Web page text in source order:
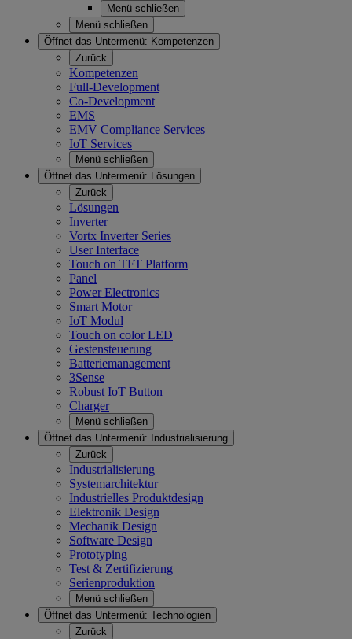
Menü schließen
Menü schließen
Öffnet das Untermenü: Kompetenzen
Zurück
Kompetenzen
Full-Development
Co-Development
EMS
EMV Compliance Services
IoT Services
Menü schließen
Öffnet das Untermenü: Lösungen
Zurück
Lösungen
Inverter
Vortx Inverter Series
User Interface
Touch on TFT Platform
Panel
Power Electronics
Smart Motor
IoT Modul
Touch on color LED
Gestensteuerung
Batteriemanagement
3Sense
Robust IoT Button
Charger
Menü schließen
Öffnet das Untermenü:
Industrialisierung
Zurück
Industrialisierung
Systemarchitektur
Industrielles Produktdesign
Elektronik Design
Mechanik Design
Software Design
Prototyping
Test & Zertifizierung
Serienproduktion
Menü schließen
Öffnet das Untermenü: Technologien
Zurück